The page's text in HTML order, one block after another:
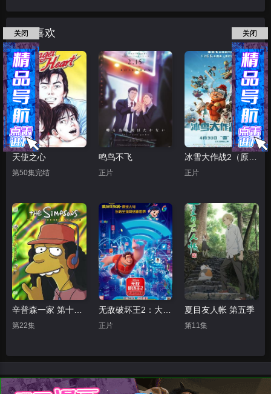
猜你喜欢
天使之心
第50集完结
鸣鸟不飞
正片
冰雪大作战2（原声版）
正片
第22集
无敌破坏王2：大闹互联网
正片
夏目友人帐 第五季
第11集
关闭 关闭